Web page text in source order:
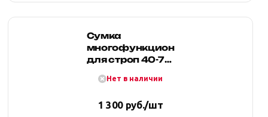
Сумка
многофункциональная
для строп 40-70
красная), Tplus
Нет в наличии
1 300 руб./шт